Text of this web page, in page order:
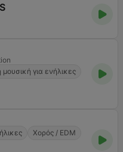
για ενήλικες
Χορός / EDM